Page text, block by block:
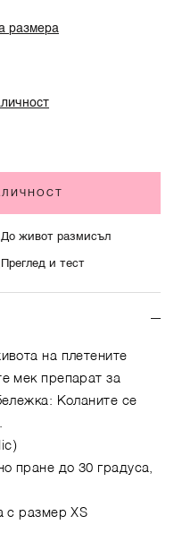
размера
До живот размисъл
Преглед и тест
на плетените
мек препарат за
Коланите се
пране до 30 градуса,
с размер XS